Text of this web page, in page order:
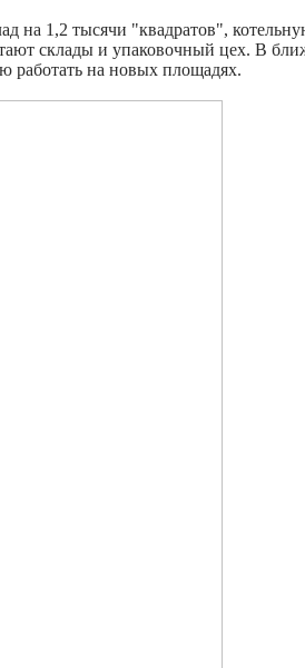
на 1,2 тысячи "квадратов",
склады и упаковочный цех. В
работать на новых площадях.